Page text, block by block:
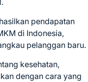
pendapatan
di Indonesia,
pelanggan baru.
kesehatan,
dengan cara yang